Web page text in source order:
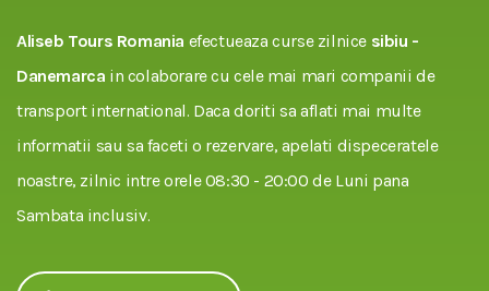
Aliseb Tours Romania efectueaza curse zilnice sibiu -
Danemarca in colaborare cu cele mai mari companii de
transport international. Daca doriti sa aflati mai multe
informatii sau sa faceti o rezervare, apelati dispeceratele
noastre, zilnic intre orele 08:30 - 20:00 de Luni pana
Sambata inclusiv.